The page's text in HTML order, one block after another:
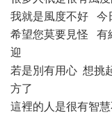
我就是風度不好 今
希望您莫要見怪 有
迎
若是別有用心 想挑
方了
這裡的人是很有智